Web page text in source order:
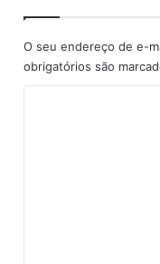
8
/
O seu endereço de e-
obrigatórios são